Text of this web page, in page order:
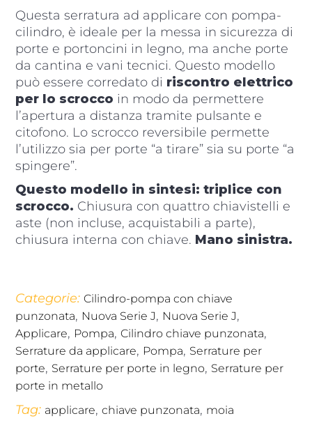
Questa serratura ad applicare con pompa-
cilindro, è ideale per la messa in sicurezza di
porte e portoncini in legno, ma anche porte
da cantina e vani tecnici. Questo modello
può essere corredato di riscontro elettrico
per lo scrocco in modo da permettere
l’apertura a distanza tramite pulsante e
citofono. Lo scrocco reversibile permette
l’utilizzo sia per porte “a tirare” sia su porte “a
spingere”.
Questo modello in sintesi: triplice con
scrocco. Chiusura con quattro chiavistelli e
aste (non incluse, acquistabili a parte),
chiusura interna con chiave. Mano sinistra.
Categorie:Cilindro-pompa con chiave
punzonata, Nuova Serie J, Nuova Serie J,
Applicare, Pompa, Cilindro chiave punzonata,
Serrature da applicare, Pompa, Serrature per
porte, Serrature per porte in legno, Serrature per
porte in metallo
Tag: applicare, chiave punzonata, moia